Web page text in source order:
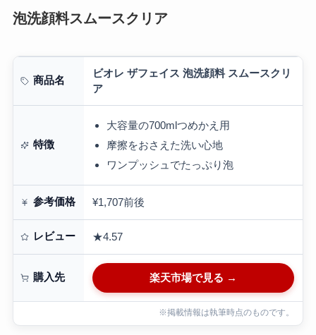
泡洗顔料スムースクリア
商品名
ビオレ ザフェイス 泡洗顔料 スムースクリ
ア
特徴
大容量の700mlつめかえ用
摩擦をおさえた洗い心地
ワンプッシュでたっぷり泡
参考価格 ¥1,707前後
レビュー ★4.57
購入先 楽天市場で見る →
※掲載情報は執筆時点のものです。